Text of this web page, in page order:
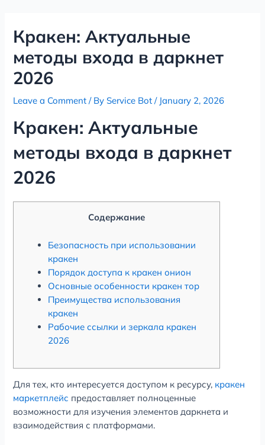
contentКракен: Актуальные
методы входа в даркнет
2026
Leave a Comment / ByService Bot/ January 2, 2026
Кракен: Актуальные
методы входа в даркнет
2026
Содержание
Безопасность при использовании
кракен
Порядок доступа к кракен онион
Основные особенности кракен тор
Преимущества использования
кракен
Рабочие ссылки и зеркала кракен
2026
Для тех, кто интересуется доступом к ресурсу, кракен
маркетплейс предоставляет полноценные
возможности для изучения элементов даркнета и
взаимодействия с платформами.